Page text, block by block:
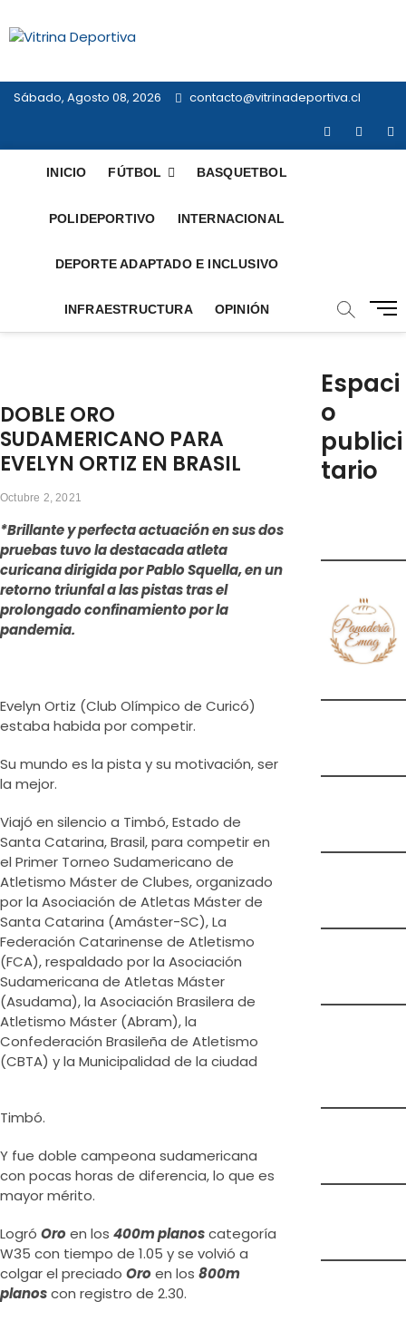
al
Deportiva
Sábado, Agosto 08, 2026 contacto@vitrinadeportiva.cl
facebooktwitter
INICIO FÚTBOL BASQUETBOL
POLIDEPORTIVO INTERNACIONAL
DEPORTE ADAPTADO E INCLUSIVO
INFRAESTRUCTURA OPINIÓN
B
n
e
m
e
DOBLE ORO
SUDAMERICANO PARA
EVELYN ORTIZ EN BRASIL
Octubre 2, 2021
*Brillante y perfecta actuación en sus dos
pruebas tuvo la destacada atleta
curicana dirigida por Pablo Squella, en un
retorno triunfal a las pistas tras el
prolongado confinamiento por la
pandemia.
Evelyn Ortiz (Club Olímpico de Curicó)
estaba habida por competir.
Su mundo es la pista y su motivación, ser
la mejor.
Viajó en silencio a Timbó, Estado de
Santa Catarina, Brasil, para competir en
el Primer Torneo Sudamericano de
Atletismo Máster de Clubes, organizado
por la Asociación de Atletas Máster de
Santa Catarina (Amáster-SC), La
Federación Catarinense de Atletismo
(FCA), respaldado por la Asociación
Sudamericana de Atletas Máster
(Asudama), la Asociación Brasilera de
Atletismo Máster (Abram), la
Confederación Brasileña de Atletismo
(CBTA) y la Municipalidad de la ciudad
Timbó.
Y fue doble campeona sudamericana
con pocas horas de diferencia, lo que es
mayor mérito.
Logró Oroen los 400m planoscategoría
W35 con tiempo de 1.05 y se volvió a
colgar el preciado Oroen los 800m
planoscon registro de 2.30.
Espaci
o
publici
tario